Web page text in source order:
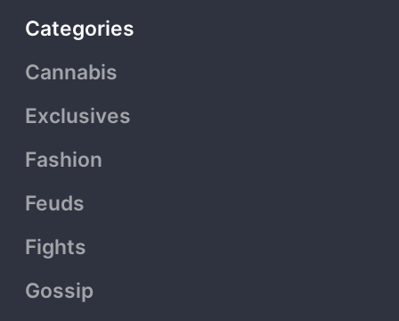
e
o
k
f
w
t
e
Categories
Cannabis
Exclusives
Fashion
Feuds
Fights
Gossip